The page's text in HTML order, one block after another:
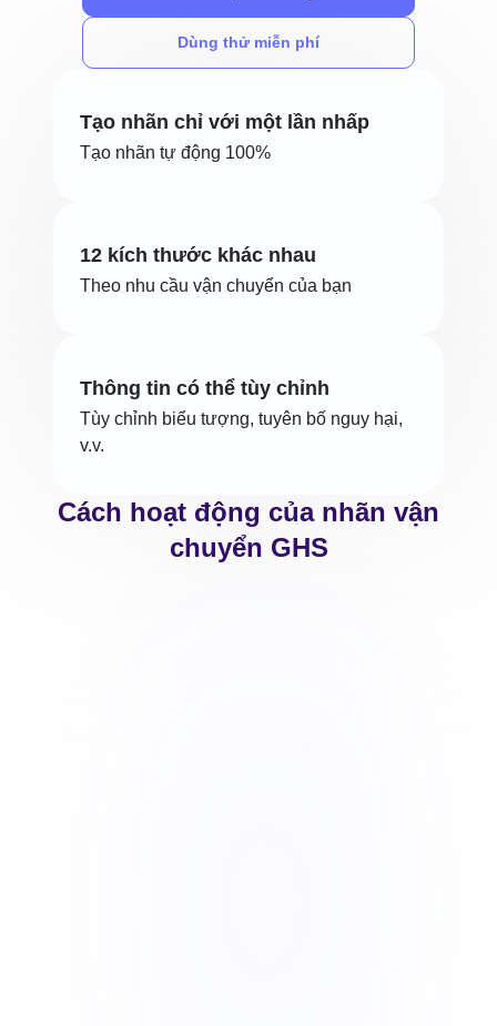
Dùng thử miễn phí
Tạo nhãn chỉ với một lần nhấp
Tạo nhãn tự động 100%
12 kích thước khác nhau
Theo nhu cầu vận chuyển của bạn
Thông tin có thể tùy chỉnh
Tùy chỉnh biểu tượng, tuyên bố nguy hại,
v.v.
Cách hoạt động của nhãn vận
chuyển GHS